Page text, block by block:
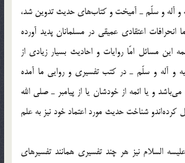
و آله و سلّم ـ آميخت و كتاب‌هاي حديث تدوين شد،
انحرافات اعتقادي عميقي در مسلمانان پديد آورده
همه اين مسائل امّا روايات و احاديث بسيار زيادي از
و آله و سلّم ـ در كتب تفسيري و روايي ما آمده
و يا ائمه ‌از خودشان يا از پيامبر ـ صلي الله
كرده‌اندو شناخت حديث مورد اعتماد خود نيز به علم
السلام نيز هر چند تفسيري همانند تفسيرهاي